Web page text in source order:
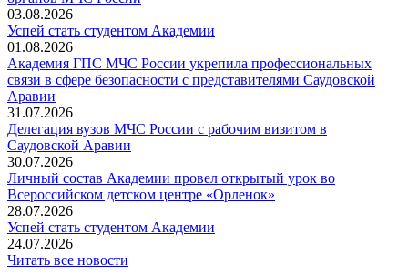
03.08.2026
Успей стать студентом Академии
01.08.2026
Академия ГПС МЧС России укрепила профессиональных
связи в сфере безопасности с представителями Саудовской
Аравии
31.07.2026
Делегация вузов МЧС России с рабочим визитом в
Саудовской Аравии
30.07.2026
Личный состав Академии провел открытый урок во
Всероссийском детском центре «Орленок»
28.07.2026
️Успей стать студентом Академии
24.07.2026
Читать все новости